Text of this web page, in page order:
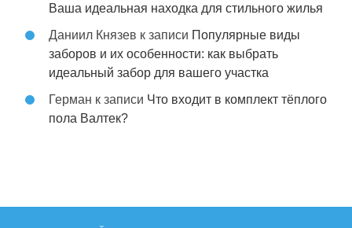
Ваша идеальная находка для стильного жилья
Даниил Князев к записи Популярные виды
заборов и их особенности: как выбрать
идеальный забор для вашего участка
Герман к записи Что входит в комплект тёплого
пола Валтек?